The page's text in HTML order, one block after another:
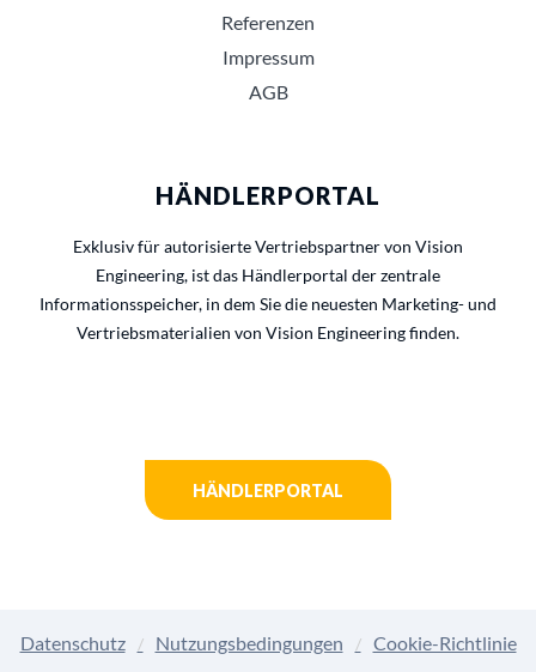
Referenzen
Impressum
AGB
HÄNDLERPORTAL
Exklusiv für autorisierte Vertriebspartner von Vision
Engineering, ist das Händlerportal der zentrale
Informationsspeicher, in dem Sie die neuesten Marketing- und
Vertriebsmaterialien von Vision Engineering finden.
HÄNDLERPORTAL
Datenschutz Nutzungsbedingungen Cookie-Richtlinie